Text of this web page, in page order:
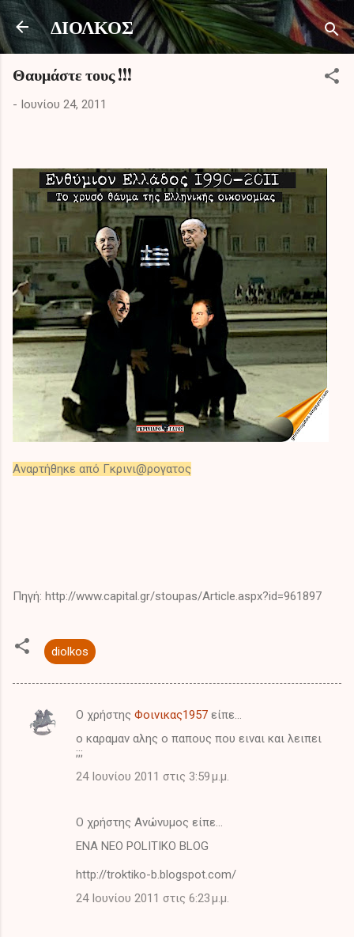
Μετάβαση στο κύριο περιεχόμενο
ΔΙΟΛΚΟΣ
Θαυμάστε τους !!!
- Ιουνίου 24, 2011
Αναρτήθηκε από Γκρινι@ρογατος
Πηγή: http://www.capital.gr/stoupas/Article.aspx?id=961897
diolkos
Σ
Ο χρήστης Φοινικας1957 είπε…
ο καραμαν αλης ο παπους που ειναι και λειπει
;;;
24 Ιουνίου 2011 στις 3:59 μ.μ.
Ο χρήστης Ανώνυμος είπε…
ENA NEO POLITIKO BLOG
http://troktiko-b.blogspot.com/
24 Ιουνίου 2011 στις 6:23 μ.μ.